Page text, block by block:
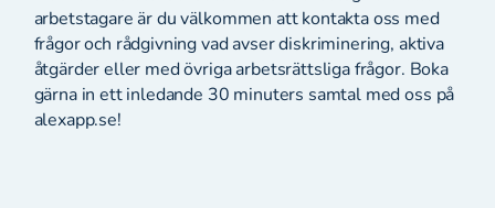
arbetstagare är du välkommen att kontakta oss med
frågor och rådgivning vad avser diskriminering, aktiva
åtgärder eller med övriga arbetsrättsliga frågor. Boka
gärna in ett inledande 30 minuters samtal med oss på
alexapp.se!